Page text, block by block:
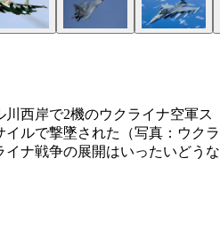
露軍地対空ミサイルで撃墜され
防省）
。そして、今のウ空軍には露軍
で黙らす事は不可能だ（写真：
：ウクライナ国防省）
めたようだ（写真：柿谷哲也）
川西岸で2機のウクライナ空軍ス
ルで撃墜された（写真：ウクラ
イナ戦争の展開はいったいどうな